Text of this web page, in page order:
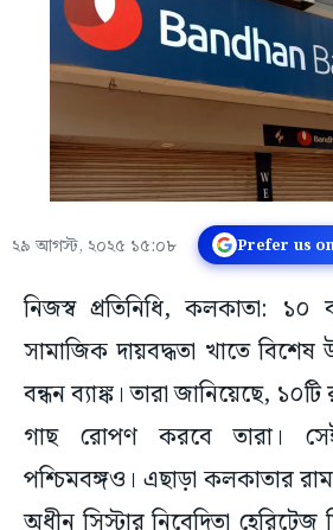
২৯ আগস্ট, ২০২৫ ১৫:০৮ Prefer us
নিজস্ব প্রতিনিধি, কলকাতা: ১০
সামাজিক দায়বদ্ধতা খাতে বিশেষ
বন্ধন ব্যাঙ্ক। তারা জানিয়েছে,
গাছ রোপণ করবে তারা।
পশ্চিমবঙ্গও। এছাড়া কলকাতার